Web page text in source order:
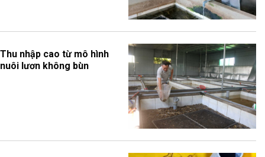
Thu nhập cao từ mô hình
nuôi lươn không bùn